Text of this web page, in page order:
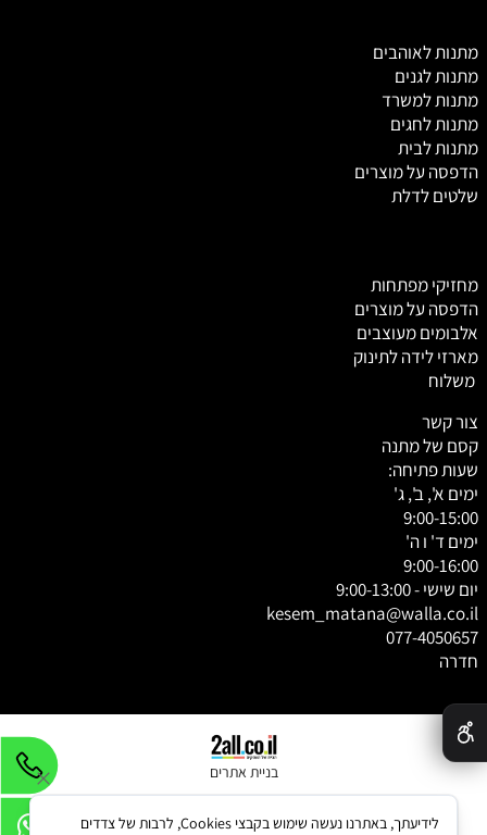
מתנות לאוהבים
מתנות לגנים
מתנות למשרד
מתנות לחגים
מתנות לבית
הדפסה על מוצרים
שלטים לדלת
מחזיקי מפתחות
הדפסה על מוצרים
אלבומים מעוצבים
מארזי לידה לתינוק
משלוח
צור קשר
קסם של מתנה
שעות פתיחה:
ימים א', ב', ג'
9:00-15:00
ימים ד' ו ה'
9:00-16:00
יום שישי - 9:00-13:00
kesem_matana@walla.co.il
077-4050657
חדרה
בניית אתרים
לידיעתך, באתרנו נעשה שימוש בקבצי Cookies, לרבות של צדדים